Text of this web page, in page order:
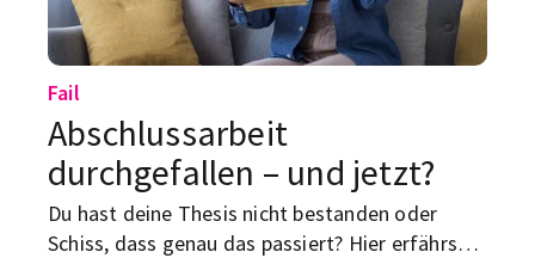
Fail
Abschlussarbeit
durchgefallen – und jetzt?
Du hast deine Thesis nicht bestanden oder
Schiss, dass genau das passiert? Hier erfährst